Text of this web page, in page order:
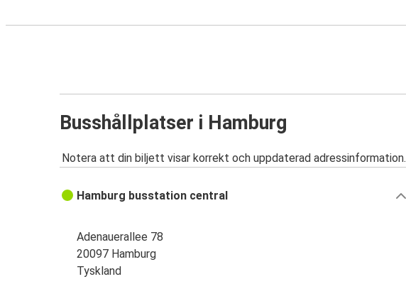
Busshållplatser i Hamburg
Notera att din biljett visar korrekt och uppdaterad adressinformation.
Hamburg busstation central
Adenauerallee 78
20097 Hamburg
Tyskland